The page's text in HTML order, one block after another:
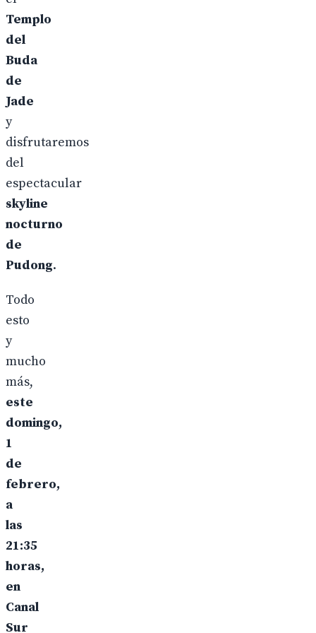
Templo
del
Buda
de
Jade
y
disfrutaremos
del
espectacular
skyline
nocturno
de
Pudong.
Todo
esto
y
mucho
más,
este
domingo,
1
de
febrero,
a
las
21:35
horas,
en
Canal
Sur